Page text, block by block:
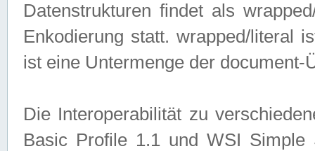
Datenstrukturen findet als
Enkodierung statt. wrapped/literal
ist eine Untermenge der
Die Interoperabilität zu
Basic Profile 1.1 und WSI